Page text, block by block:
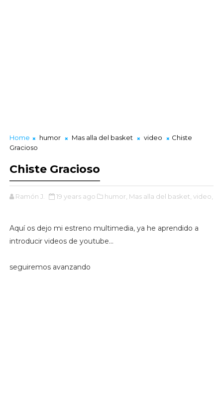
Home humor Mas alla del basket video
Chiste
Gracioso
Chiste Gracioso
Ramón J. 19 years ago humor, Mas alla del basket, video,
Aquí os dejo mi estreno multimedia, ya he aprendido a
introducir videos de youtube...
seguiremos avanzando